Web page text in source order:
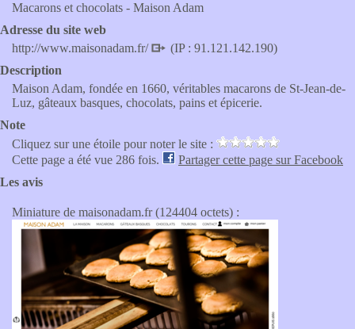
Macarons et chocolats - Maison Adam
Adresse du site web
http://www.maisonadam.fr/
(IP : 91.121.142.190)
Description
Maison Adam, fondée en 1660, véritables macarons de St-Jean-de-
Luz, gâteaux basques, chocolats, pains et épicerie.
Note
Cliquez sur une étoile pour noter le site :
Cette page a été vue 286 fois.
Partager cette page sur Facebook
Les avis
Miniature de maisonadam.fr (124404 octets) :